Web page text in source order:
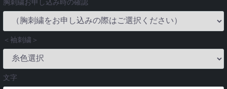
胸刺繍お申し込み時の確認
＜袖刺繍＞
文字